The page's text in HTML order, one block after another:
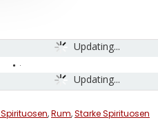
Updating...
Updating...
,Rum,Starke Spirituosen